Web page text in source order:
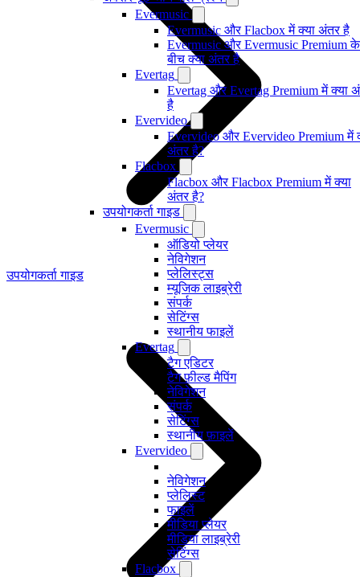
Evermusic
Evermusic और Flacbox में क्या अंतर है
Evermusic और Evermusic Premium के
बीच क्या अंतर है
Evertag
Evertag और Evertag Premium में क्या
है
Evervideo
Evervideo और Evervideo Premium में
अंतर है?
Flacbox
Flacbox और Flacbox Premium में क्या
अंतर है?
उपयोगकर्ता गाइड
Evermusic
ऑडियो प्लेयर
नेविगेशन
प्लेलिस्ट्स
म्यूजिक लाइब्रेरी
संपर्क
सेटिंग्स
स्थानीय फाइलें
Evertag
टैग एडिटर
टैग फ़ील्ड मैपिंग
नेविगेशन
संपर्क
सेटिंग्स
स्थानीय फ़ाइलें
Evervideo
नेविगेशन
प्लेलिस्ट
फाइलें
मीडिया प्लेयर
मीडिया लाइब्रेरी
सेटिंग्स
Flacbox
उपयोगकर्ता गाइड